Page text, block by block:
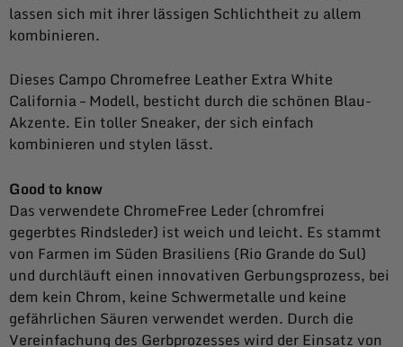
lassen sich mit ihrer lässigen Schlichtheit zu allem
kombinieren.
Dieses Campo Chromefree Leather Extra White
California – Modell, besticht durch die schönen Blau-
Akzente. Ein toller Sneaker, der sich einfach
kombinieren und stylen lässt.
Good to know
Das verwendete ChromeFree Leder (chromfrei
gegerbtes Rindsleder) ist weich und leicht. Es stammt
von Farmen im Süden Brasiliens (Rio Grande do Sul)
und durchläuft einen innovativen Gerbungsprozess, bei
dem kein Chrom, keine Schwermetalle und keine
gefährlichen Säuren verwendet werden. Durch die
Vereinfachung des Gerbprozesses wird der Einsatz von